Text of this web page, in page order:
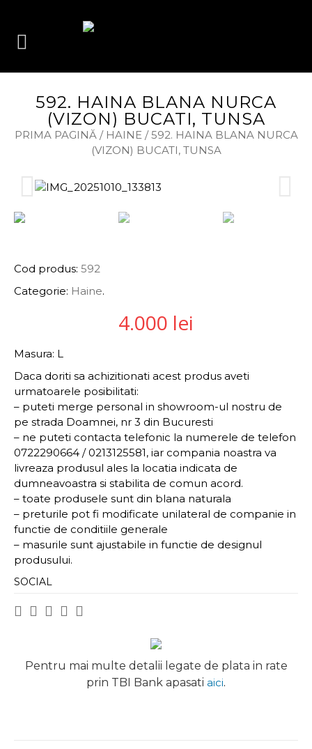
592. HAINA BLANA NURCA
(VIZON) BUCATI, TUNSA
PRIMA PAGINĂ/ HAINE/ 592. HAINA BLANA NURCA
(VIZON) BUCATI, TUNSA
Cod produs: 592
Categorie: Haine.
4.000 lei
Masura: L
Daca doriti sa achizitionati acest produs aveti
urmatoarele posibilitati:
– puteti merge personal in showroom-ul nostru de
pe strada Doamnei, nr 3 din Bucuresti
– ne puteti contacta telefonic la numerele de telefon
0722290664 / 0213125581, iar compania noastra va
livreaza produsul ales la locatia indicata de
dumneavoastra si stabilita de comun acord.
– toate produsele sunt din blana naturala
– preturile pot fi modificate unilateral de companie in
functie de conditiile generale
– masurile sunt ajustabile in functie de designul
produsului.
SOCIAL
Pentru mai multe detalii legate de plata in rate
prin TBI Bank apasati aici.